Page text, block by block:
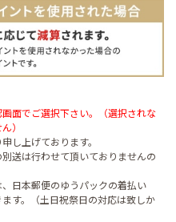
面でご選択下さい。（選択されな
）
し上げております。
送は行わせて頂いておりませんの
日本郵便のゆうパックの着払い
す。（土日祝祭日の対応は致しか